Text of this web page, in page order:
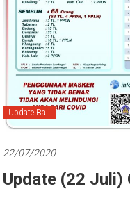
Update Bali
22/07/2020
Update (22 Juli)